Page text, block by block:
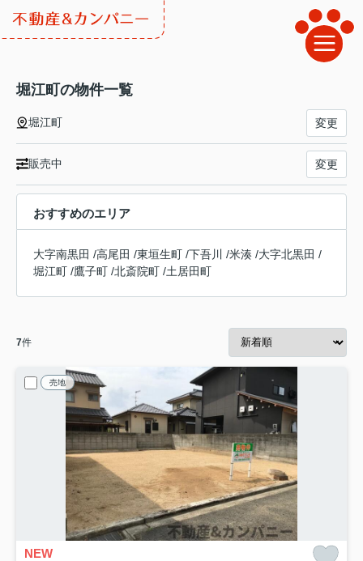
堀江町の物件一覧
堀江町 変更
販売中 変更
おすすめのエリア
大字南黒田 /高尾田 /東垣生町 /下吾川 /米湊 /大字北黒田 /
堀江町 /鷹子町 /北斎院町 /土居田町
7件
売地
NEW